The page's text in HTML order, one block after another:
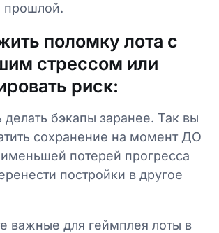
прошлой.
поломку лота с
стрессом или
риск:
делать бэкапы заранее. Так вы
сохранение на момент ДО
потерей прогресса
постройки в другое
важные для геймплея лоты в